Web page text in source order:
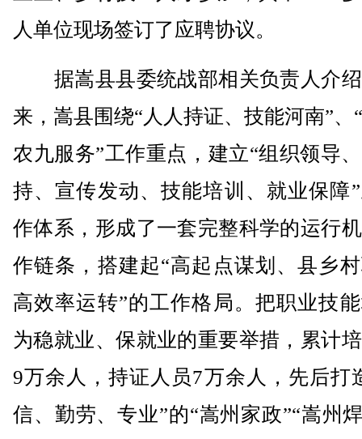
人单位现场签订了应聘协议。
据嵩县县委统战部相关负责人介
来，嵩县围绕“人人持证、技能河南”、
农九服务”工作重点，建立“组织领导
持、宣传发动、技能培训、就业保障
作体系，形成了一套完整科学的运行
作链条，搭建起“高起点谋划、县乡
高效率运转”的工作格局。把职业技
为稳就业、保就业的重要举措，累计
9万余人，持证人员7万余人，先后打
信、勤劳、专业”的“嵩州家政”“嵩州